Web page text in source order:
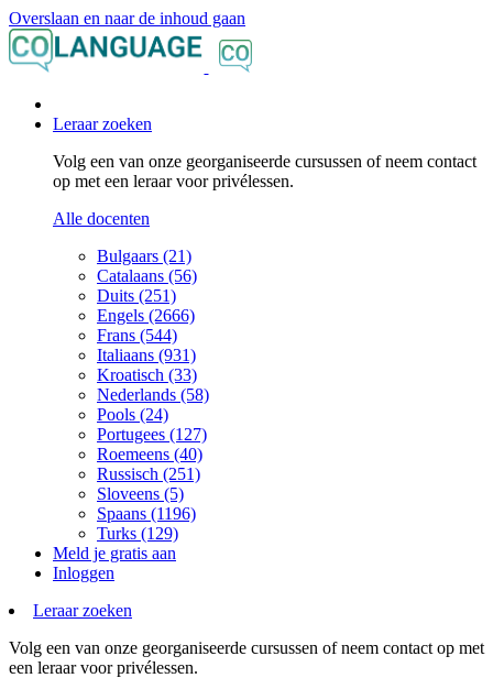
Overslaan en naar de inhoud gaan
Leraar zoeken
Volg een van onze georganiseerde cursussen of neem contact
op met een leraar voor privélessen.
Alle docenten
Bulgaars (21)
Catalaans (56)
Duits (251)
Engels (2666)
Frans (544)
Italiaans (931)
Kroatisch (33)
Nederlands (58)
Pools (24)
Portugees (127)
Roemeens (40)
Russisch (251)
Sloveens (5)
Spaans (1196)
Turks (129)
Meld je gratis aan
Inloggen
Leraar zoeken
Volg een van onze georganiseerde cursussen of neem contact op met
een leraar voor privélessen.